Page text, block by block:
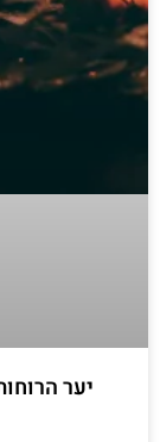
יער